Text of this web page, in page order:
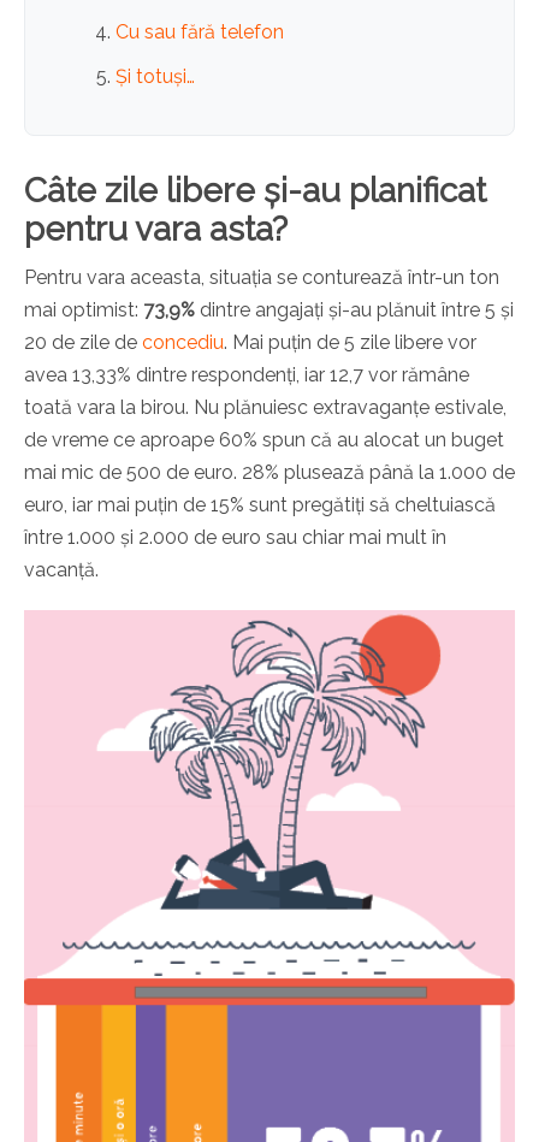
Cu sau fără telefon
Și totuși…
Câte zile libere și-au planificat
pentru vara asta?
Pentru vara aceasta, situația se conturează într-un ton
mai optimist: 73,9% dintre angajați și-au plănuit între 5 și
20 de zile de concediu. Mai puțin de 5 zile libere vor
avea 13,33% dintre respondenți, iar 12,7 vor rămâne
toată vara la birou. Nu plănuiesc extravaganțe estivale,
de vreme ce aproape 60% spun că au alocat un buget
mai mic de 500 de euro. 28% plusează până la 1.000 de
euro, iar mai puțin de 15% sunt pregătiți să cheltuiască
între 1.000 și 2.000 de euro sau chiar mai mult în
vacanță.